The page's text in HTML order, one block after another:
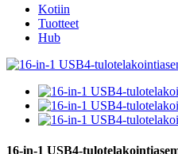
Kotiin
Tuotteet
Hub
16-in-1 USB4-